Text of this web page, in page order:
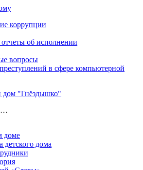
коррупции
об исполнении
вопросы
в сфере компьютерной
дом "Гнёздышко"
доме
детского дома